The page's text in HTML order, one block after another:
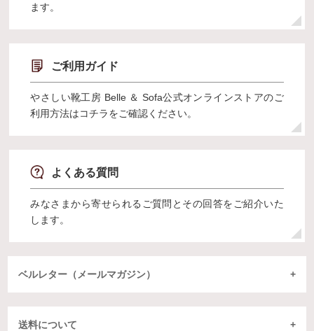
ます。
ご利用ガイド
やさしい靴工房 Belle ＆ Sofa公式オンラインストアのご
利用方法はコチラをご確認ください。
よくある質問
みなさまから寄せられるご質問とその回答をご紹介いた
します。
ベルレター（メールマガジン）
送料について